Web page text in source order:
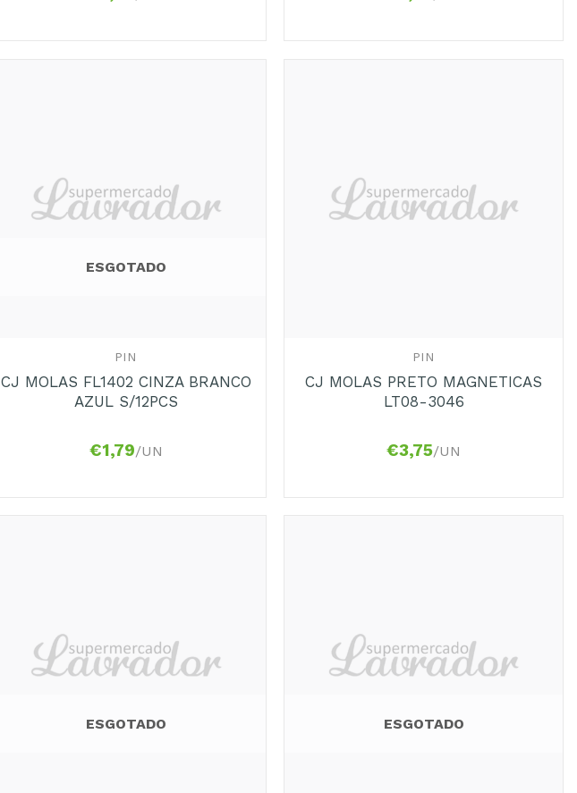
ESGOTADO
PIN
CJ MOLAS FL1402 CINZA BRANCO
AZUL S/12PCS
€1,79/UN
PIN
CJ MOLAS PRETO MAGNETICAS
LT08-3046
€3,75/UN
ESGOTADO ESGOTADO